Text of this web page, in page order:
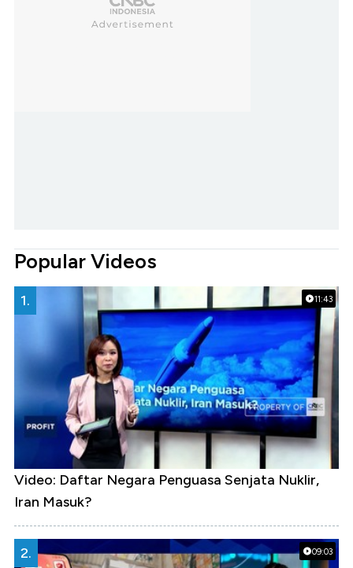
Popular Videos
11:43
1.
Video: Daftar Negara Penguasa Senjata Nuklir,
Iran Masuk?
09:03
2.